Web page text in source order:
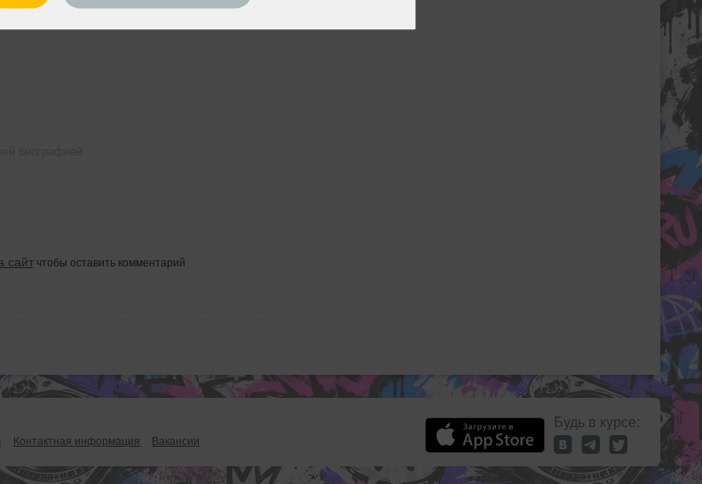
сайтчтобы оставить комментарий
Контактная информация Вакансии
Будь в курсе: